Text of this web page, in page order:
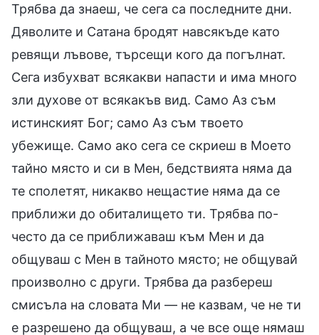
Трябва да знаеш, че сега са последните дни.
Дяволите и Сатана бродят навсякъде като
ревящи лъвове, търсещи кого да погълнат.
Сега избухват всякакви напасти и има много
зли духове от всякакъв вид. Само Аз съм
истинският Бог; само Аз съм твоето
убежище. Само ако сега се скриеш в Моето
тайно място и си в Мен, бедствията няма да
те сполетят, никакво нещастие няма да се
приближи до обиталището ти. Трябва по-
често да се приближаваш към Мен и да
общуваш с Мен в тайното място; не общувай
произволно с други. Трябва да разбереш
смисъла на словата Ми — не казвам, че не ти
е разрешено да общуваш, а че все още нямаш